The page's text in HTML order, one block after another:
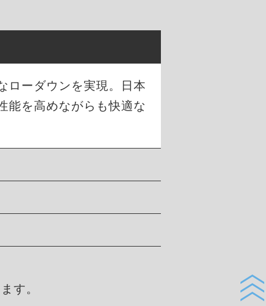
ローダウンを実現。日本
能を高めながらも快適な
す。